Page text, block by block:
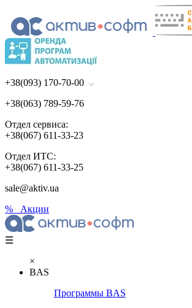
+38(093) 170-70-00
+38(063) 789-59-76
Отдел сервиса:
+38(067) 611-33-23
Отдел ИТС:
+38(067) 611-33-25
sale@aktiv.ua
% Акции
☰
×
BAS
Программы BAS